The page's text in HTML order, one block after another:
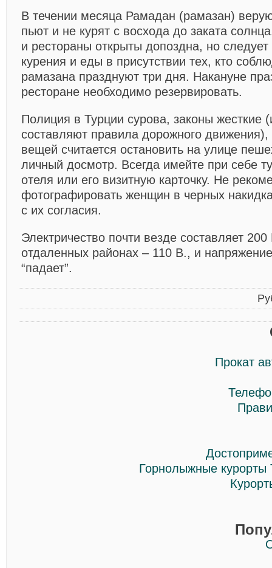
В течении месяца Рамадан (рамазан)
пьют и не курят с восхода до заката
и рестораны открыты допоздна, но следует
курения и еды в присутствии тех, кто
рамазана празднуют три дня. Накануне
ресторане необходимо резервировать.
Полиция в Турции сурова, законы жесткие
составляют правила дорожного
вещей считается остановить на улице
личный досмотр. Всегда имейте при себе
отеля или его визитную карточку. Не
фотографировать женщин в черных
с их согласия.
Электричество почти везде составляет
отдаленных районах – 110 В., и
“падает”.
Прокат
Горнолыжные